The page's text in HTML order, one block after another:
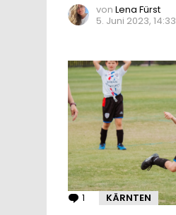
von Lena Fürst
5. Juni 2023, 14:33
1 Kommentar
KÄRNTEN